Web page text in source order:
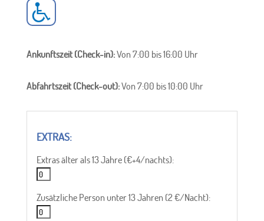
Ankunftszeit (Check-in):Von 7:00 bis 16:00 Uhr
Abfahrtszeit (Check-out):Von 7:00 bis 10:00 Uhr
Extras älter als 13 Jahre (€+4/nachts):
Zusätzliche Person unter 13 Jahren (2 €/Nacht):